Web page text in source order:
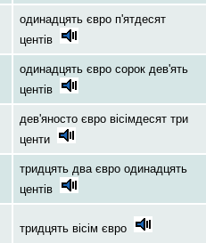
одинадцять євро п'ятдесят
центів
одинадцять євро сорок дев'ять
центів
дев'яносто євро вісімдесят три
центи
тридцять два євро одинадцять
центів
тридцять вісім євро